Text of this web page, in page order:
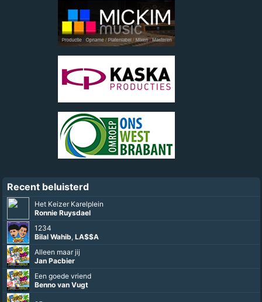
Recent beluisterd
Het Keizer Karelplein
Ronnie Ruysdael
1234
Bilal Wahib, LA$$A
Alleen maar jij
Jan Pacbier
Een goede vriend
Benno van Vugt